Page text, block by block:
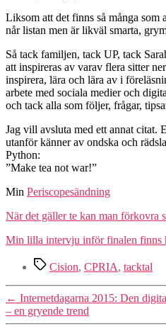
Liksom att det finns så många
når listan men är likväl smarta,
Så tack familjen, tack UP, tack
att inspireras av varav flera sitter
inspirera, lära och lära av i
arbete med sociala medier och
och tack alla som följer, frågar,
Jag vill avsluta med ett annat citat.
utanför känner av ondska och
Python:
”Make tea not war!”
Min Periscopesändning
När det gäller te kan man förkovra
Min lilla intervju inför finalen finns
Etiketter
Cision, CPRIA, tacktal
← Internetdagarna 2015: Den
– en gryende trend